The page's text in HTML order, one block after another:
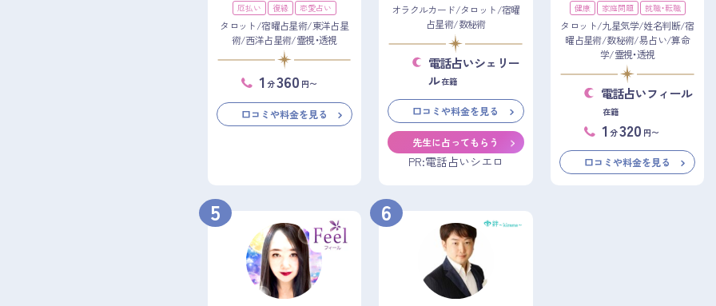
厄払い
復縁 恋愛占い
タロット/宿曜占星術/東洋占星
術/西洋占星術/霊視・透視
1 分360 円〜
口コミや料金を見る
オラクルカード/タロット/宿曜
占星術/数秘術
電話占いシェリー
ル在籍
口コミや料金を見る
先生に占ってもらう
PR:電話占いシエロ
健康
家庭問題 就職・転職
タロット/九星気学/姓名判断/宿
曜占星術/数秘術/易占い/算命
学/霊視・透視
電話占いフィール
在籍
1 分320 円〜
口コミや料金を見る
5 6